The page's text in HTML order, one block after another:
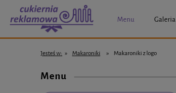
Menu Galeria
Jesteś w: » Makaroniki » Makaroniki z logo
Menu